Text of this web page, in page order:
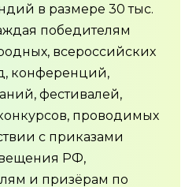
в размере 30 тыс.
победителям
всероссийских
конференций,
фестивалей,
проводимых
с приказами
РФ,
и призёрам по